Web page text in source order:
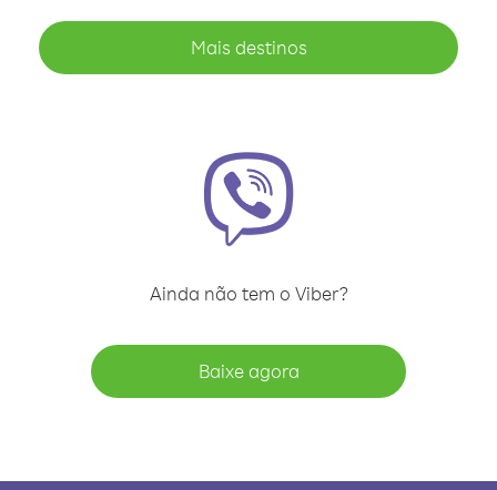
Mais destinos
Ainda não tem o Viber?
Baixe agora